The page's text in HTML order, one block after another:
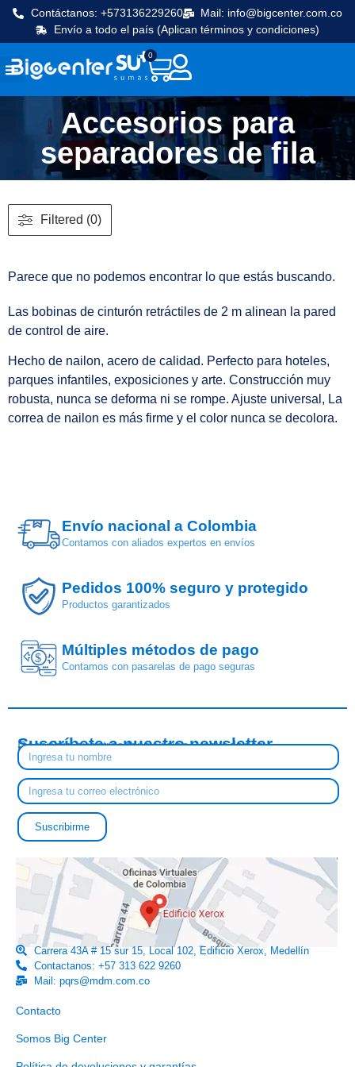
Contáctanos: +573136229260
Mail: info@bigcenter.com.co
Envío a todo el país (Aplican términos y condiciones)
0
Accesorios para
separadores de fila
Filtered (0)
Parece que no podemos encontrar lo que estás buscando.
Las bobinas de cinturón retráctiles de 2 m alinean la pared
de control de aire.
Hecho de nailon, acero de calidad. Perfecto para hoteles,
parques infantiles, exposiciones y arte. Construcción muy
robusta, nunca se deforma ni se rompe. Ajuste universal, La
correa de nailon es más firme y el color nunca se decolora.
Envío nacional a Colombia
Contamos con aliados expertos en envíos
Pedidos 100% seguro y protegido
Productos garantizados
$ Múltiples métodos de pago
Contamos con pasarelas de pago seguras
Suscríbete a nuestro newsletter
Descubre nuestras tendencias y novedades
Suscribirme
Carrera 43A # 15 sur 15, Local 102, Edificio Xerox, Medellín
Contactanos: +57 313 622 9260
Mail: pqrs@mdm.com.co
Enlaces útiles
Contacto
Somos Big Center